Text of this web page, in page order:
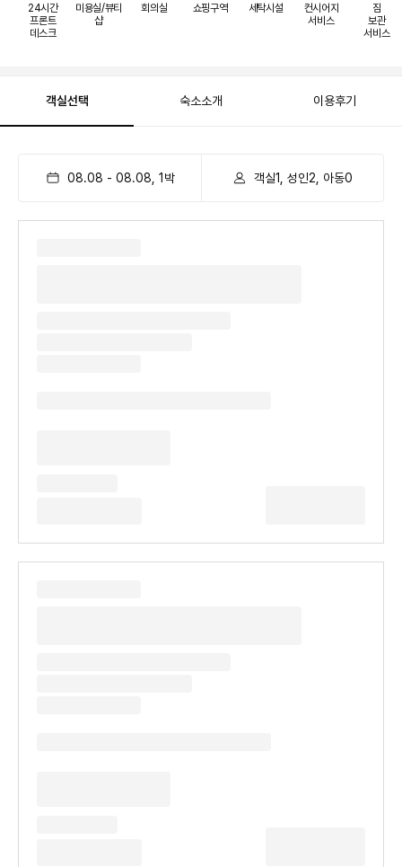
24시간
프론트
데스크
미용실/뷰티
샵
회의실 쇼핑구역 세탁시설
컨시어지
서비스
짐
보관
서비스
객실선택 숙소소개 이용후기
08.08 - 08.08 1 박 객실1, 성인2, 아동0